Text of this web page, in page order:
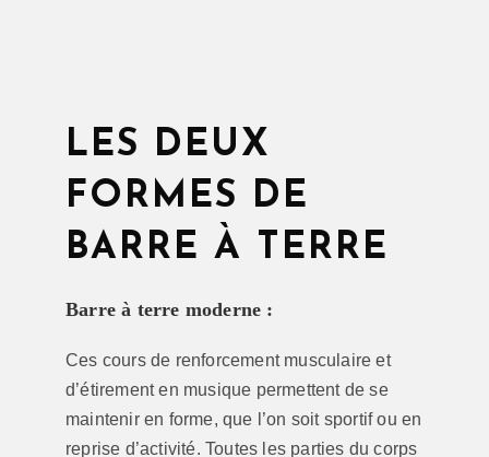
LES DEUX
FORMES DE
BARRE À TERRE
Barre à terre moderne :
Ces cours de renforcement musculaire et
d’étirement en musique permettent de se
maintenir en forme, que l’on soit sportif ou en
reprise d’activité. Toutes les parties du corps